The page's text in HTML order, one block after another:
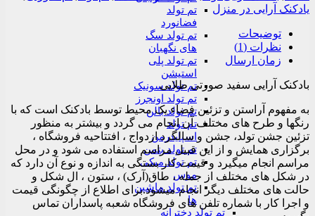
تم تولد
فضانورد
تم تولد سگ
های نگهبان
تم تولد پلی
استیشن
تم تولد سونیک
تم تولد اونجرز
تم تولد بالن
تم تولد
اسپایدرمن
تم تولد بتمن
تم تولد میکی
موس
تم تولد ماشین
ها
تم تولد دخترانه
یادکنک آرایی در منزل
توضیحات
نظرات (1)
زمان ارسال
بادکنک آرایی سفید صورتی طلایی
به مفهوم آراستن و تزئین فضاء یک محیط توسط بادکنک است که با
رنگها و طرح های مختلف آن انجام می گردد و بیشتر به منظور
تزئین جشن تولد، جشن و سالگرد ازدواج ، افتتاحیه فروشگاه ،
برگزاری همایش و از این قبیل مراسم استفاده می شود و در محل
مراسم انجام میگیرد و قیمت کار بستگی به اندازه و نوع آن دارد که
در شکل های مختلف از جمله ، طاق(آرک) ، ستون ، ال شکل و
حالت های مختلف دیگر انجام میشود.برای اطلاع از چگونگی قیمت
و اجرا کار با شماره تلفن های فروشگاه شعبه پاسداران تماس